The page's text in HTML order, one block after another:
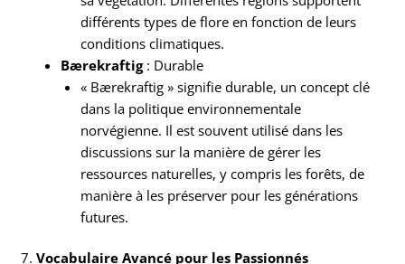
différents types de flore en fonction de leurs
conditions climatiques.
Bærekraftig: Durable
« Bærekraftig » signifie durable, un concept clé
dans la politique environnementale
norvégienne. Il est souvent utilisé dans les
discussions sur la manière de gérer les
ressources naturelles, y compris les forêts, de
manière à les préserver pour les générations
futures.
7.Vocabulaire Avancé pour les Passionnés